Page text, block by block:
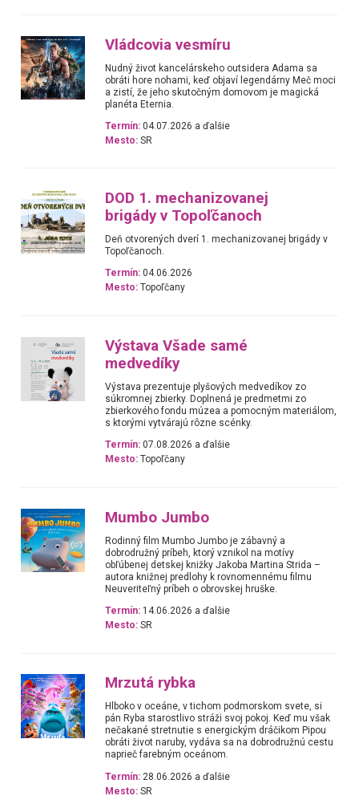
Vládcovia vesmíru
Nudný život kancelárskeho outsidera Adama sa
obráti hore nohami, keď objaví legendárny Meč moci
a zistí, že jeho skutočným domovom je magická
planéta Eternia.
Termín: 04.07.2026 a ďalšie
Mesto: SR
DOD 1. mechanizovanej
brigády v Topoľčanoch
Deň otvorených dverí 1. mechanizovanej brigády v
Topoľčanoch.
Termín: 04.06.2026
Mesto: Topoľčany
Výstava Všade samé
medvedíky
Výstava prezentuje plyšových medvedíkov zo
súkromnej zbierky. Doplnená je predmetmi zo
zbierkového fondu múzea a pomocným materiálom,
s ktorými vytvárajú rôzne scénky.
Termín: 07.08.2026 a ďalšie
Mesto: Topoľčany
Mumbo Jumbo
Rodinný film Mumbo Jumbo je zábavný a
dobrodružný príbeh, ktorý vznikol na motívy
obľúbenej detskej knižky Jakoba Martina Strida –
autora knižnej predlohy k rovnomennému filmu
Neuveriteľný príbeh o obrovskej hruške.
Termín: 14.06.2026 a ďalšie
Mesto: SR
Mrzutá rybka
Hlboko v oceáne, v tichom podmorskom svete, si
pán Ryba starostlivo stráži svoj pokoj. Keď mu však
nečakané stretnutie s energickým dráčikom Pipou
obráti život naruby, vydáva sa na dobrodružnú cestu
naprieč farebným oceánom.
Termín: 28.06.2026 a ďalšie
Mesto: SR